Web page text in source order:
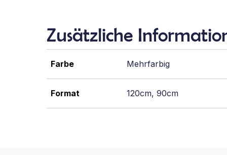
Zusätzliche
Farbe Mehrfarbig
Format 120cm, 90cm